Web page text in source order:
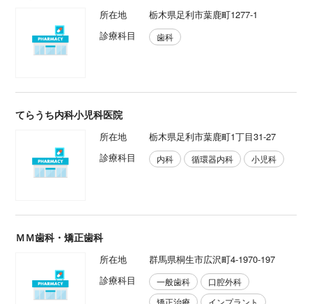
所在地
栃木県足利市葉鹿町1277-1
診療科目
歯科
てらうち内科小児科医院
所在地
栃木県足利市葉鹿町1丁目31-27
診療科目
内科 循環器内科 小児科
ＭＭ歯科・矯正歯科
所在地
群馬県桐生市広沢町4-1970-197
診療科目
一般歯科
口腔外科
矯正治療
インプラント